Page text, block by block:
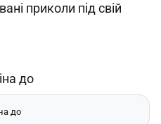
приколи під свій
до